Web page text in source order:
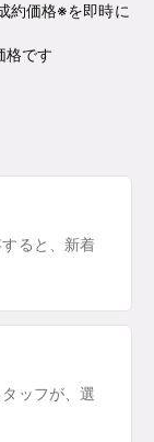
約価格※を即時に
格です
ると、新着
ッフが、選